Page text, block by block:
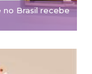
no Brasil recebe